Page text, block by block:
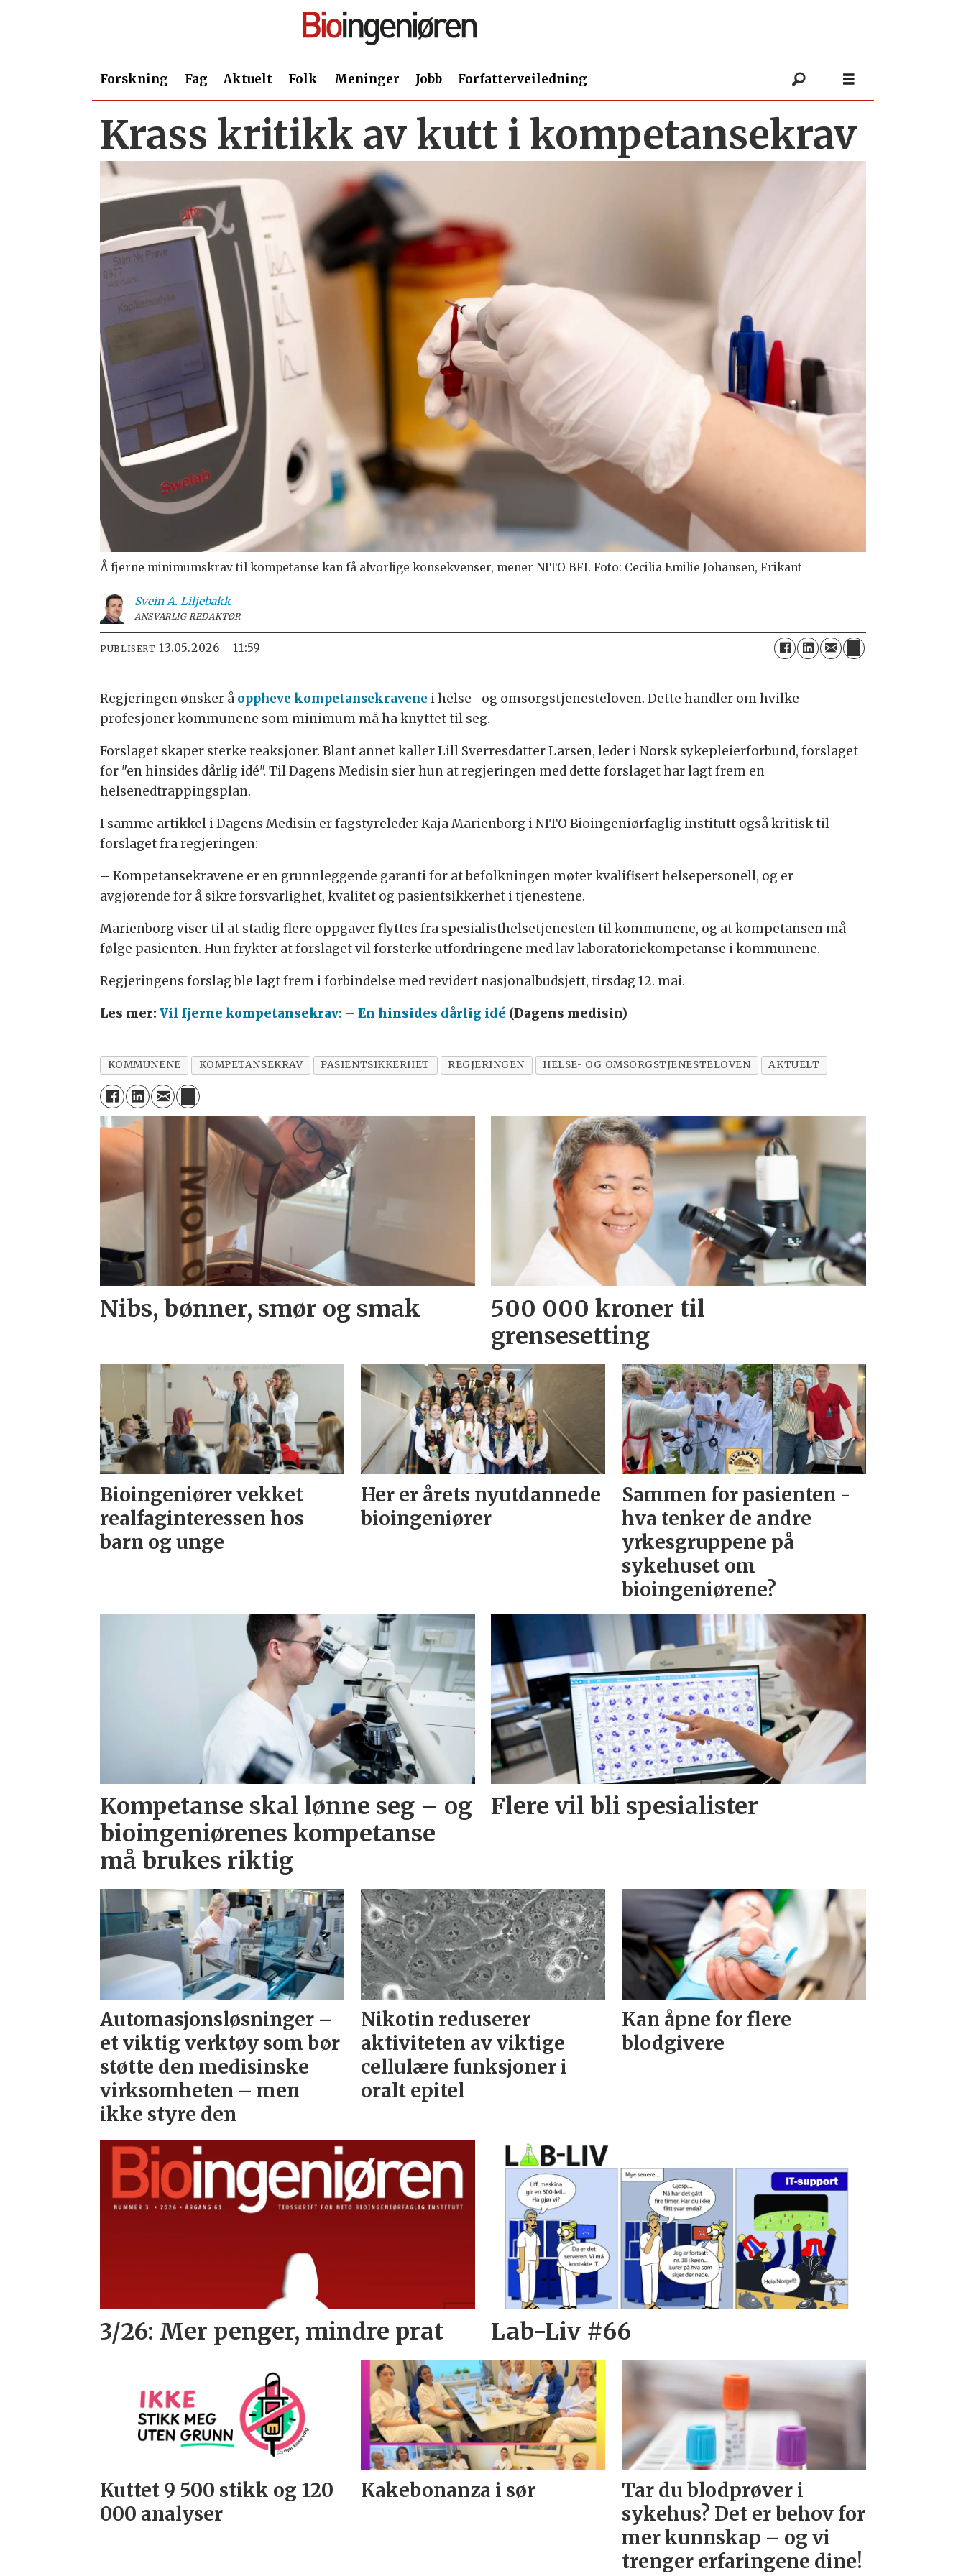
Forskning Fag Aktuelt Folk Meninger Jobb Forfatterveiledning
Krass kritikk av kutt i kompetansekrav
Å fjerne minimumskrav til kompetanse kan få alvorlige konsekvenser, mener NITO BFI. Foto: Cecilia Emilie Johansen, Frikant
Svein A. Liljebakk
ANSVARLIG REDAKTØR
PUBLISERT 13.05.2026 - 11:59
Regjeringen ønsker å oppheve kompetansekravene i helse- og omsorgstjenesteloven. Dette handler om hvilke
profesjoner kommunene som minimum må ha knyttet til seg.
Forslaget skaper sterke reaksjoner. Blant annet kaller Lill Sverresdatter Larsen, leder i Norsk sykepleierforbund, forslaget
for "en hinsides dårlig idé". Til Dagens Medisin sier hun at regjeringen med dette forslaget har lagt frem en
helsenedtrappingsplan.
I samme artikkel i Dagens Medisin er fagstyreleder Kaja Marienborg i NITO Bioingeniørfaglig institutt også kritisk til
forslaget fra regjeringen:
– Kompetansekravene er en grunnleggende garanti for at befolkningen møter kvalifisert helsepersonell, og er
avgjørende for å sikre forsvarlighet, kvalitet og pasientsikkerhet i tjenestene.
Marienborg viser til at stadig flere oppgaver flyttes fra spesialisthelsetjenesten til kommunene, og at kompetansen må
følge pasienten. Hun frykter at forslaget vil forsterke utfordringene med lav laboratoriekompetanse i kommunene.
Regjeringens forslag ble lagt frem i forbindelse med revidert nasjonalbudsjett, tirsdag 12. mai.
Les mer:Vil fjerne kompetansekrav: – En hinsides dårlig idé (Dagens medisin)
KOMMUNENE KOMPETANSEKRAV PASIENTSIKKERHET REGJERINGEN HELSE- OG OMSORGSTJENESTELOVEN AKTUELT
Nibs, bønner, smør og smak
500 000 kroner til
grensesetting
Bioingeniører vekket
realfaginteressen hos
barn og unge
Her er årets nyutdannede
bioingeniører
Sammen for pasienten -
hva tenker de andre
yrkesgruppene på
sykehuset om
bioingeniørene?
Kompetanse skal lønne seg – og
bioingeniørenes kompetanse
må brukes riktig
Flere vil bli spesialister
Automasjonsløsninger –
et viktig verktøy som bør
støtte den medisinske
virksomheten – men
ikke styre den
Nikotin reduserer
aktiviteten av viktige
cellulære funksjoner i
oralt epitel
Kan åpne for flere
blodgivere
3/26: Mer penger, mindre prat Lab-Liv #66
Kuttet 9 500 stikk og 120
000 analyser
Kakebonanza i sør
Tar du blodprøver i
sykehus? Det er behov for
mer kunnskap – og vi
trenger erfaringene dine!